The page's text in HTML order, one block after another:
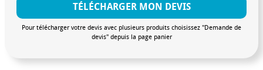
TÉLÉCHARGER MON DEVIS
Pour télécharger votre devis avec plusieurs produits choisissez "Demande de
devis" depuis la page panier